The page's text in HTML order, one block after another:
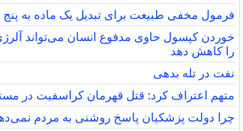
فرمول مخفی طبیعت برای تبدیل یک ماده به پنج
خوردن کپسول حاوی مدفوع انسان می‌تواند
را کاهش دهد
نفت در تله بدهی
متهم اعتراف کرد: قتل قهرمان کراسفیت در
چرا دولت پزشکیان پاسخ روشنی به مردم